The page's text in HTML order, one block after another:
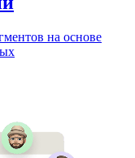
на основе